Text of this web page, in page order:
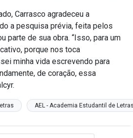
Carrasco agradeceu a
a pesquisa prévia, feita pelos
parte de sua obra. “Isso, para um
porque nos toca
minha vida escrevendo para
de coração, essa
AEL - Academia Estudantil de